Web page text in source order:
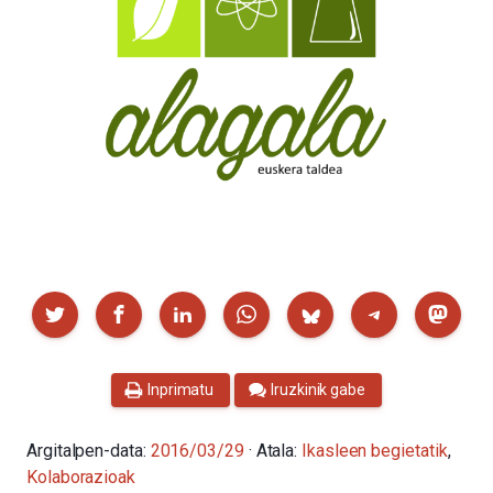
Partekatu
Inprimatu Iruzkinik gabe
Argitalpen-data: 2016/03/29 · Atala: Ikasleen begietatik,
Kolaborazioak